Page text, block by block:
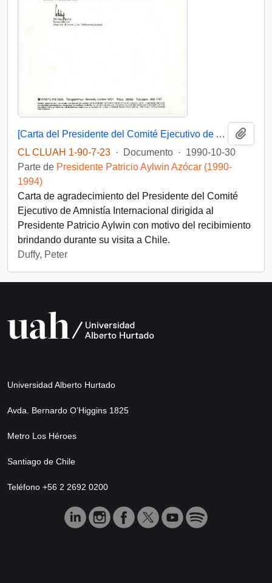
[Carta del Presidente del Comité Ejecutivo de Amnistía Internacional dirigida al Presidente Patricio Aylwin]
CL CLUAH 1-90-7-23 · Documento · 1990-10-30
Parte de Presidente Patricio Aylwin Azócar (1990-
1994)
Carta de agradecimiento del Presidente del Comité
Ejecutivo de Amnistía Internacional dirigida al
Presidente Patricio Aylwin con motivo del recibimiento
brindando durante su visita a Chile.
Duffy, Peter
Universidad Alberto Hurtado
Avda. Bernardo O’Higgins 1825
Metro Los Héroes
Santiago de Chile
Teléfono +56 2 2692 0200